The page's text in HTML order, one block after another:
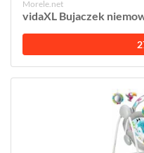
Morele.net
vidaXL Bujaczek